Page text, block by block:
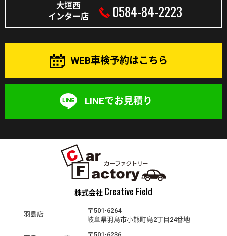
大垣西
インター店
0584-84-2223
WEB車検予約はこちら
LINEでお見積り
株式会社 Creative Field
羽島店
〒501-6264
岐阜県羽島市小熊町島2丁目24番地